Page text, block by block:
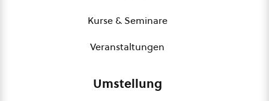
Kurse & Seminare
Veranstaltungen
Umstellung